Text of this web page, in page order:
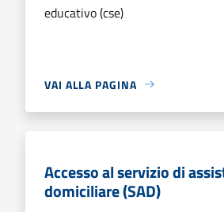
educativo (cse)
VAI ALLA PAGINA
Accesso al servizio di
domiciliare (SAD)